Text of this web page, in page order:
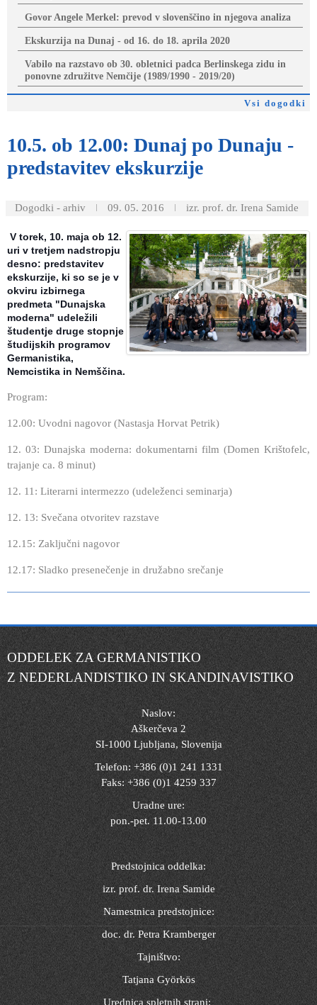
Govor Angele Merkel: prevod v slovenščino in njegova analiza
Ekskurzija na Dunaj - od 16. do 18. aprila 2020
Vabilo na razstavo ob 30. obletnici padca Berlinskega zidu in
ponovne združitve Nemčije (1989/1990 - 2019/20)
Vsi dogodki
10.5. ob 12.00: Dunaj po Dunaju -
predstavitev ekskurzije
Dogodki - arhiv 09. 05. 2016 izr. prof. dr. Irena Samide
V torek, 10. maja ob 12.
uri v tretjem nadstropju
desno: predstavitev
ekskurzije, ki so se je v
okviru izbirnega
predmeta "Dunajska
moderna" udeležili
študentje druge stopnje
študijskih programov
Germanistika,
Nemcistika in Nemščina.
Program:
12.00: Uvodni nagovor (Nastasja Horvat Petrik)
12. 03: Dunajska moderna: dokumentarni film (Domen Krištofelc,
trajanje ca. 8 minut)
12. 11: Literarni intermezzo (udeleženci seminarja)
12. 13: Svečana otvoritev razstave
12.15: Zaključni nagovor
12.17: Sladko presenečenje in družabno srečanje
ODDELEK ZA GERMANISTIKO
Z NEDERLANDISTIKO IN SKANDINAVISTIKO
Naslov:
Aškerčeva 2
SI-1000 Ljubljana, Slovenija
Telefon: +386 (0)1 241 1331
Faks: +386 (0)1 4259 337
Uradne ure:
pon.-pet. 11.00-13.00
Predstojnica oddelka:
izr. prof. dr. Irena Samide
Namestnica predstojnice:
doc. dr. Petra Kramberger
Tajništvo:
Tatjana Györkös
Urednica spletnih strani: